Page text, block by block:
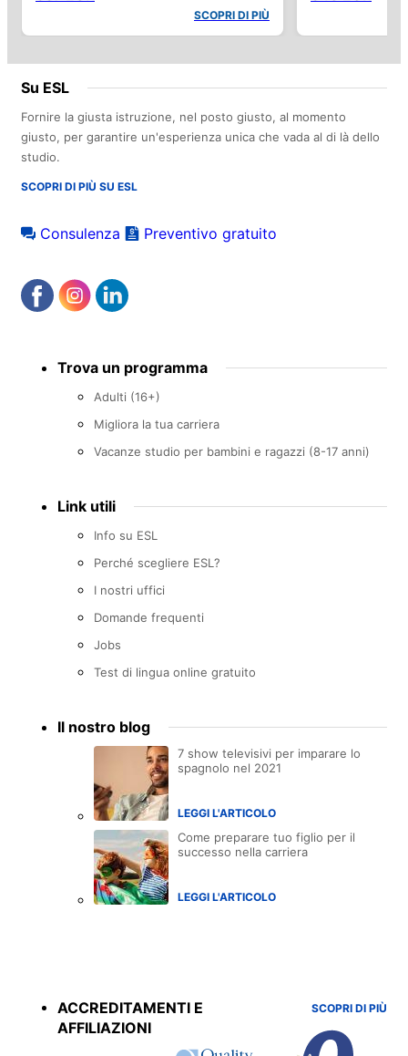
SCOPRI DI PIÙ
Su ESL
Fornire la giusta istruzione, nel posto giusto, al momento
giusto, per garantire un'esperienza unica che vada al di là dello
studio.
SCOPRI DI PIÙ SU ESL
Consulenza Preventivo gratuito
menuTrova un programma
Adulti (16+)
Migliora la tua carriera
Vacanze studio per bambini e ragazzi (8-17 anni)
Link utili
Info su ESL
Perché scegliere ESL?
I nostri uffici
Domande frequenti
Jobs
Test di lingua online gratuito
Il nostro blog
7 show televisivi per imparare lo
spagnolo nel 2021
LEGGI L'ARTICOLO
Come preparare tuo figlio per il
successo nella carriera
LEGGI L'ARTICOLO
ACCREDITAMENTI E
AFFILIAZIONI
SCOPRI DI PIÙ